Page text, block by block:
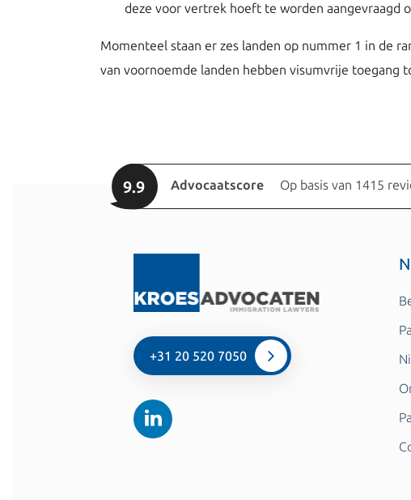
deze voor vertrek hoeft te worden aangevraagd
Momenteel staan er zes landen op nummer 1 in de
van voornoemde landen hebben visumvrije toegang
9.9 Advocaatscore Op basis van 1415
+31 20 520 7050